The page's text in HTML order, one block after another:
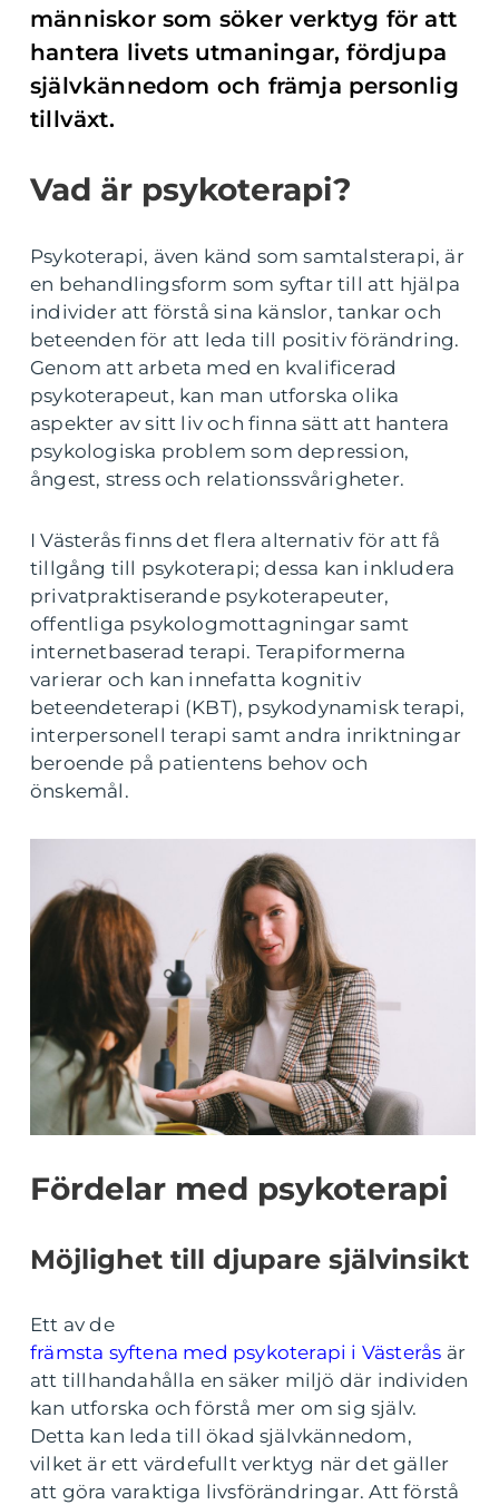
människor som söker verktyg för att
hantera livets utmaningar, fördjupa
självkännedom och främja personlig
tillväxt.
Vad är psykoterapi?
Psykoterapi, även känd som samtalsterapi, är
en behandlingsform som syftar till att hjälpa
individer att förstå sina känslor, tankar och
beteenden för att leda till positiv förändring.
Genom att arbeta med en kvalificerad
psykoterapeut, kan man utforska olika
aspekter av sitt liv och finna sätt att hantera
psykologiska problem som depression,
ångest, stress och relationssvårigheter.
I Västerås finns det flera alternativ för att få
tillgång till psykoterapi; dessa kan inkludera
privatpraktiserande psykoterapeuter,
offentliga psykologmottagningar samt
internetbaserad terapi. Terapiformerna
varierar och kan innefatta kognitiv
beteendeterapi (KBT), psykodynamisk terapi,
interpersonell terapi samt andra inriktningar
beroende på patientens behov och
önskemål.
Fördelar med psykoterapi
Möjlighet till djupare självinsikt
Ett av de
främsta syftena med psykoterapi i Västerås är
att tillhandahålla en säker miljö där individen
kan utforska och förstå mer om sig själv.
Detta kan leda till ökad självkännedom,
vilket är ett värdefullt verktyg när det gäller
att göra varaktiga livsförändringar. Att förstå